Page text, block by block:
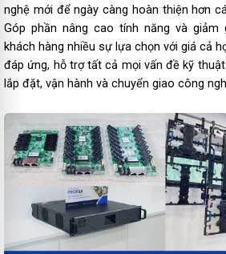
nghệ mới để ngày càng hoàn thiện hơn
Góp phần nâng cao tính năng và giảm
khách hàng nhiều sự lựa chọn với giá cả
đáp ứng, hỗ trợ tất cả mọi vấn đề kỹ
lắp đặt, vận hành và chuyển giao công